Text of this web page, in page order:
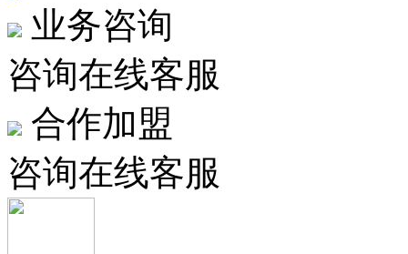
业务咨询
咨询在线客服
合作加盟
咨询在线客服